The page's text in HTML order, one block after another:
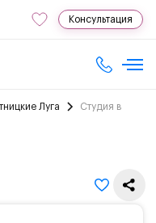
Консультация
Луга
Студия в